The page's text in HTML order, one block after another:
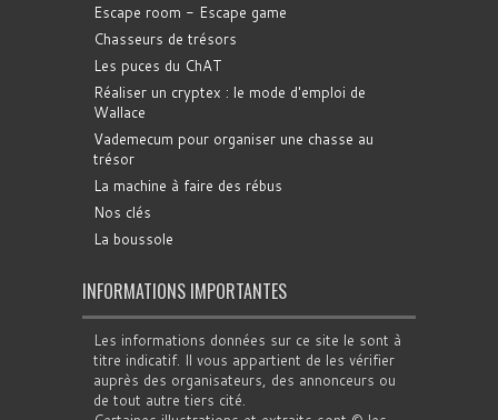
Escape room - Escape game
Chasseurs de trésors
Les puces du ChAT
Réaliser un cryptex : le mode d'emploi de
Wallace
Vademecum pour organiser une chasse au
trésor
La machine à faire des rébus
Nos clés
La boussole
INFORMATIONS IMPORTANTES
Les informations données sur ce site le sont à
titre indicatif. Il vous appartient de les vérifier
auprès des organisateurs, des annonceurs ou
de tout autre tiers cité.